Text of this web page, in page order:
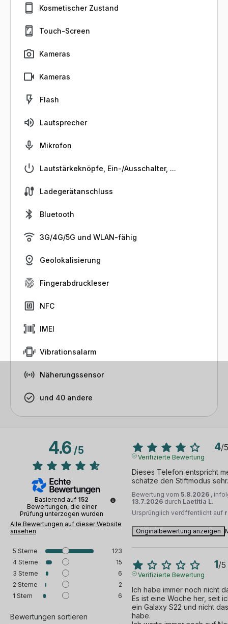
Kosmetischer Zustand
Touch-Screen
Kameras
Kameras
Flash
Lautsprecher
Mikrofon
Lautstärkeknöpfe, Ein-/Ausschalter, ...
Ladegerätanschluss
Bluetooth
3G/4G/5G und WLAN-fähig
Geolokalisierung
Fingerabdruckleser
NFC
IMEI
Vibrationsalarm
Näherungssensor
und 40 andere
4.6/5
Basierend auf 152
Bewertungen, die einer
Prüfung unterzogen wurden
Alle Bewertungen auf dieser Website
ansehen
5 Sterne
123
4 Sterne
15
3 Sterne
6
2 Sterne
2
1 Stern 6
Bewertungen sortieren
4/5
Verifizierte Bewertung
Dieses Telefon entspricht
schätze den Stiftmodus sehr.
Bewertung vom 5.8.2026 ,
13.7.2026 durch Laetitia L.
Ursprünglich veröffentlicht auf
Originalbewertung anzeigen
1/5
Verifizierte Bewertung
Ich habe immer noch nicht
Es ist eine Woche her, seit
ein Galaxy S22 und nicht
habe.